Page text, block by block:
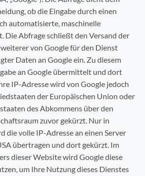
ob die Eingabe durch einen
automatisierte, maschinelle
Die Abfrage schließt den Versand der
von Google für den Dienst
Daten an Google ein. Zu diesem
an Google übermittelt und dort
IP-Adresse wird von Google jedoch
der Europäischen Union oder
des Abkommens über den
zuvor gekürzt. Nur in
die volle IP-Adresse an einen Server
übertragen und dort gekürzt. Im
dieser Website wird Google diese
um Ihre Nutzung dieses Dienstes